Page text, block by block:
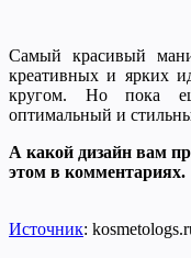
Самый красивый
креативных и ярких
кругом. Но пока
оптимальный и
А какой дизайн вам
этом в комментариях.
Источник: